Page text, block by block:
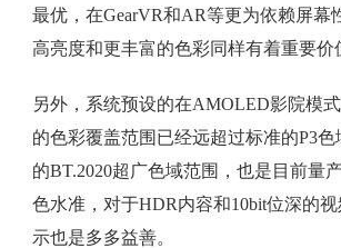
最优，在GearVR和AR等更为依赖屏幕
高亮度和更丰富的色彩同样有着重要价
另外，系统预设的在AMOLED影院模
的色彩覆盖范围已经远超过标准的P3色
的BT.2020超广色域范围，也是目前量
色水准，对于HDR内容和10bit位深的
示也是多多益善。